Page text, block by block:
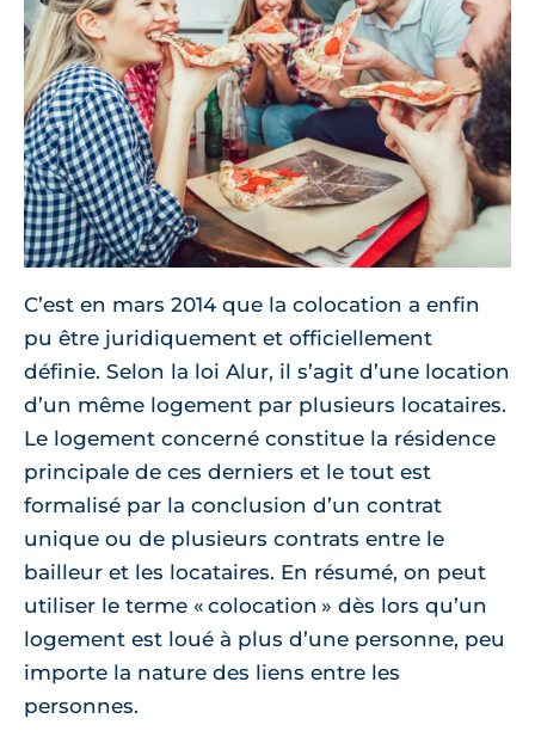
C’est en mars 2014 que la colocation a enfin
pu être juridiquement et officiellement
définie. Selon la loi Alur, il s’agit d’une location
d’un même logement par plusieurs locataires.
Le logement concerné constitue la résidence
principale de ces derniers et le tout est
formalisé par la conclusion d’un contrat
unique ou de plusieurs contrats entre le
bailleur et les locataires. En résumé, on peut
utiliser le terme « colocation » dès lors qu’un
logement est loué à plus d’une personne, peu
importe la nature des liens entre les
personnes.